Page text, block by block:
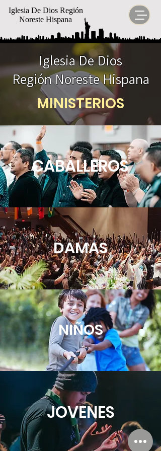
Iglesia De Dios Región
Noreste Hispana
Iglesia De Dios
Región Noreste Hispana
MINISTERIOS
CABALLEROS
DAMAS
NIÑOS
JOVENES